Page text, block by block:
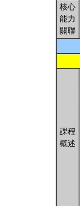
核心
能力
關聯
課程
概述